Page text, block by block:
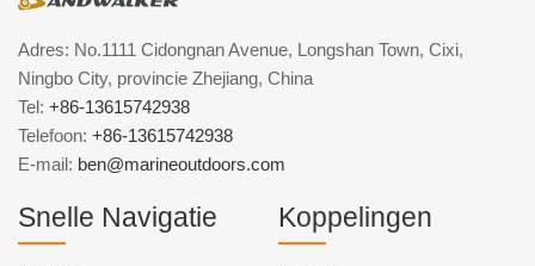
Adres: No.1111 Cidongnan Avenue, Longshan Town, Cixi,
Ningbo City, provincie Zhejiang, China
Tel: +86-13615742938
Telefoon: +86-13615742938
E-mail: ben@marineoutdoors.com
Snelle Navigatie Koppelingen